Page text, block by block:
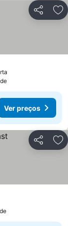
Partilhar
Ver preços
Partilhar
preços